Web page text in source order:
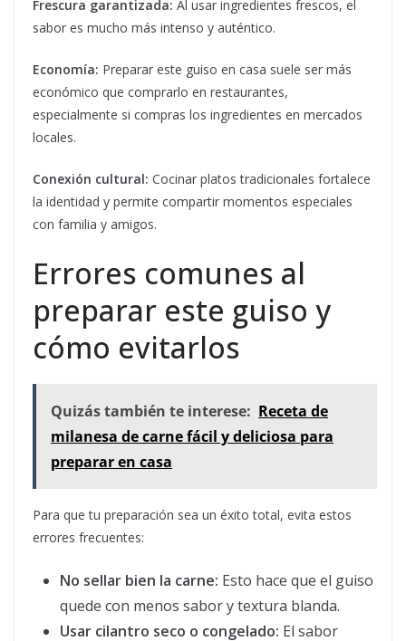
Frescura garantizada: Al usar ingredientes frescos, el
sabor es mucho más intenso y auténtico.
Economía: Preparar este guiso en casa suele ser más
económico que comprarlo en restaurantes,
especialmente si compras los ingredientes en mercados
locales.
Conexión cultural: Cocinar platos tradicionales fortalece
la identidad y permite compartir momentos especiales
con familia y amigos.
Errores comunes al
preparar este guiso y
cómo evitarlos
Quizás también te interese: Receta de
milanesa de carne fácil y deliciosa para
preparar en casa
Para que tu preparación sea un éxito total, evita estos
errores frecuentes:
No sellar bien la carne: Esto hace que el guiso
quede con menos sabor y textura blanda.
Usar cilantro seco o congelado: El sabor